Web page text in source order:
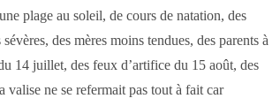
plage au soleil, de cours de natation, des
des mères moins tendues, des parents à
14 juillet, des feux d’artifice du 15 août, des
valise ne se refermait pas tout à fait car